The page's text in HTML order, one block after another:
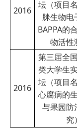
2016
坛（项目
脒生物电
BAPPA的
物活性
2016
第三届全
类大学生
坛（项目
心腐病的
与果园防
究）